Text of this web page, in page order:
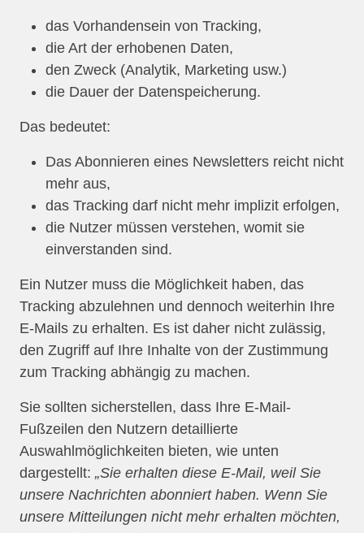
das Vorhandensein von Tracking,
die Art der erhobenen Daten,
den Zweck (Analytik, Marketing usw.)
die Dauer der Datenspeicherung.
Das bedeutet:
Das Abonnieren eines Newsletters reicht nicht
mehr aus,
das Tracking darf nicht mehr implizit erfolgen,
die Nutzer müssen verstehen, womit sie
einverstanden sind.
Ein Nutzer muss die Möglichkeit haben, das
Tracking abzulehnen und dennoch weiterhin Ihre
E-Mails zu erhalten. Es ist daher nicht zulässig,
den Zugriff auf Ihre Inhalte von der Zustimmung
zum Tracking abhängig zu machen.
Sie sollten sicherstellen, dass Ihre E-Mail-
Fußzeilen den Nutzern detaillierte
Auswahlmöglichkeiten bieten, wie unten
dargestellt: „Sie erhalten diese E-Mail, weil Sie
unsere Nachrichten abonniert haben. Wenn Sie
unsere Mitteilungen nicht mehr erhalten möchten,